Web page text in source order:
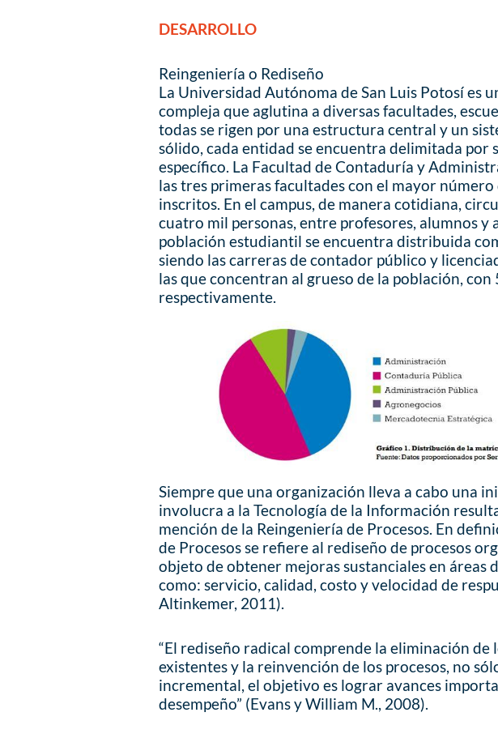
DESARROLLO
Reingeniería o Rediseño
La Universidad Autónoma de San Luis Potosí es
compleja que aglutina a diversas facultades,
todas se rigen por una estructura central y un
sólido, cada entidad se encuentra delimitada por
específico. La Facultad de Contaduría y
las tres primeras facultades con el mayor número
inscritos. En el campus, de manera cotidiana,
cuatro mil personas, entre profesores, alumnos y
población estudiantil se encuentra distribuida
siendo las carreras de contador público y
las que concentran al grueso de la población, con
respectivamente.
Siempre que una organización lleva a cabo una
involucra a la Tecnología de la Información
mención de la Reingeniería de Procesos. En
de Procesos se refiere al rediseño de procesos
objeto de obtener mejoras sustanciales en áreas
como: servicio, calidad, costo y velocidad de
Altinkemer, 2011).
“El rediseño radical comprende la eliminación de
existentes y la reinvención de los procesos, no
incremental, el objetivo es lograr avances
desempeño” (Evans y William M., 2008).